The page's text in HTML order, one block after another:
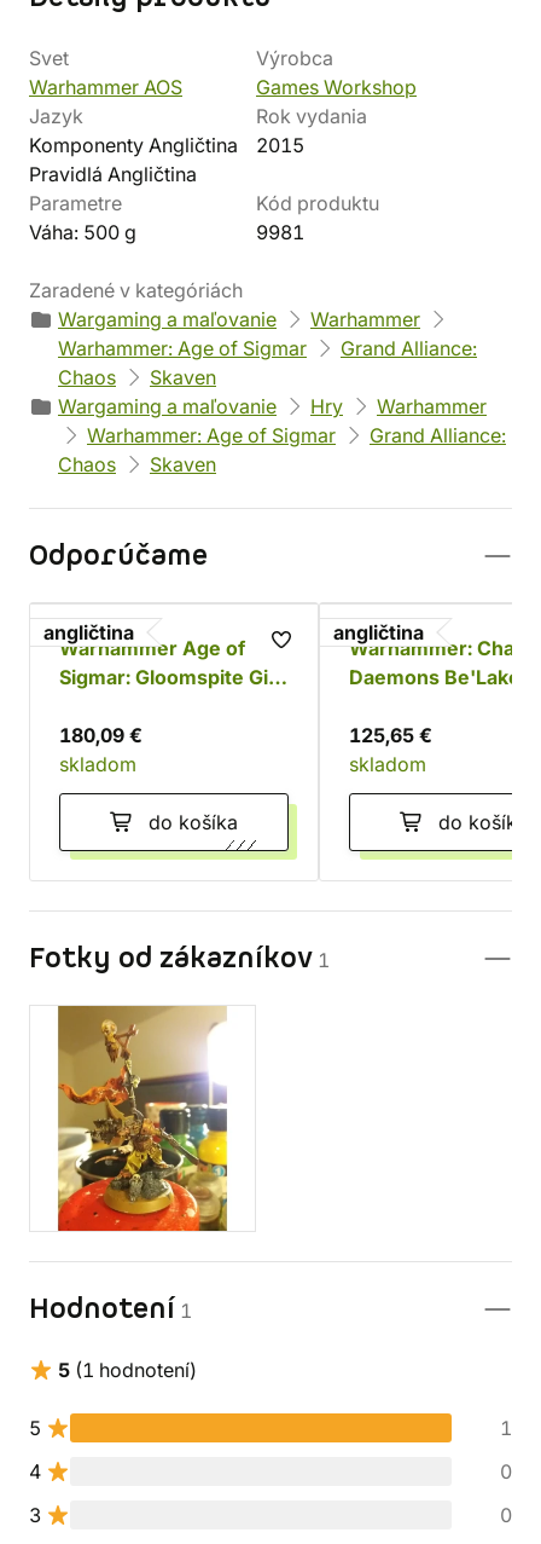
Svet
Warhammer AOS
Výrobca
Games Workshop
Jazyk
Komponenty Angličtina
Pravidlá Angličtina
Rok vydania
2015
Parametre
Váha: 500 g
Kód produktu
9981
Zaradené v kategóriách
Wargaming a maľovanie
Warhammer
Warhammer: Age of Sigmar
Grand Alliance:
Chaos
Skaven
Wargaming a maľovanie
Hry
Warhammer
Warhammer: Age of Sigmar
Grand Alliance:
Chaos
Skaven
Odporúčame
angličtina
Warhammer Age of
Sigmar: Gloomspite Gitz
Rampage
180,09 €
skladom
do košíka
angličtina
Warhammer: Chaos
Daemons Be'Lakor
125,65 €
skladom
do košíka
Fotky od zákazníkov 1
Hodnotení 1
5 (1 hodnotení)
5
1
4
0
3
0